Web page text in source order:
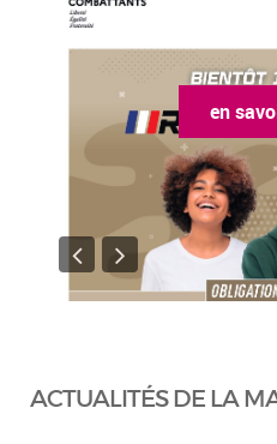
en savoir plus
ACTUALITÉS DE LA